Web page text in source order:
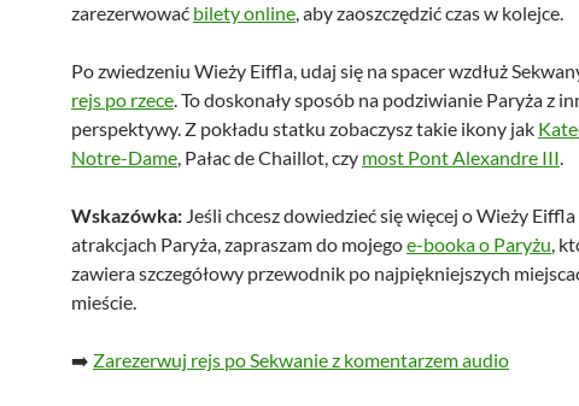
zarezerwować bilety online, aby zaoszczędzić czas w kolejce.
Po zwiedzeniu Wieży Eiffla, udaj się na spacer wzdłuż
rejs po rzece. To doskonały sposób na podziwianie Paryża z
perspektywy. Z pokładu statku zobaczysz takie ikony jak
Notre-Dame, Pałac de Chaillot, czy most Pont Alexandre III.
Wskazówka: Jeśli chcesz dowiedzieć się więcej o Wieży
atrakcjach Paryża, zapraszam do mojegoe-booka o Paryżu,
zawiera szczegółowy przewodnik po najpiękniejszych
mieście.
➡️ Zarezerwuj rejs po Sekwanie z komentarzem audio